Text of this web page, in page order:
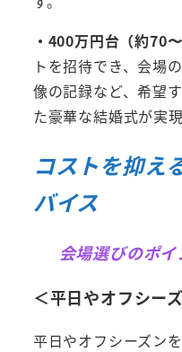
・400万円台（約70
トを招待でき、会場
像の記録など、希望
た豪華な結婚式が実現
コストを抑え
バイス
会場選びのポイ
＜平日やオフシー
平日やオフシーズン